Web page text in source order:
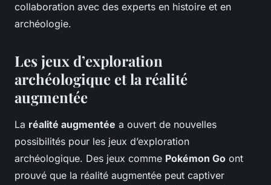
collaboration avec des experts en histoire et en
archéologie.
Les jeux d’exploration
archéologique et la réalité
augmentée
La réalité augmentée a ouvert de nouvelles
possibilités pour les jeux d’exploration
archéologique. Des jeux comme Pokémon Go ont
prouvé que la réalité augmentée peut captiver